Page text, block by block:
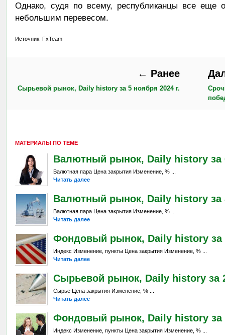
Однако, судя по всему, республиканцы все еще
небольшим перевесом.
Источник: FxTeam
← Ранее
Сырьевой рынок, Daily history за 5 ноября 2024 г.
МАТЕРИАЛЫ ПО ТЕМЕ
Валютный рынок, Daily history за
Валютная пара Цена закрытия Изменение, % ...
Читать далее
Валютный рынок, Daily history за
Валютная пара Цена закрытия Изменение, % ...
Читать далее
Фондовый рынок, Daily history за
Индекс Изменение, пункты Цена закрытия Изменение, % ...
Читать далее
Сырьевой рынок, Daily history за
Сырье Цена закрытия Изменение, % ...
Читать далее
Фондовый рынок, Daily history за
Индекс Изменение, пункты Цена закрытия Изменение, % ...